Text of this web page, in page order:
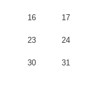
16 17
23 24
30 31